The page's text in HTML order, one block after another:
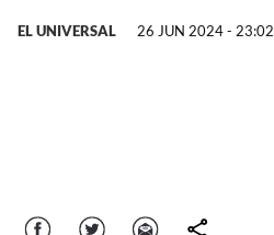
EL UNIVERSAL 26 JUN 2024 - 23:02
Facebook Twitter Correo comparte